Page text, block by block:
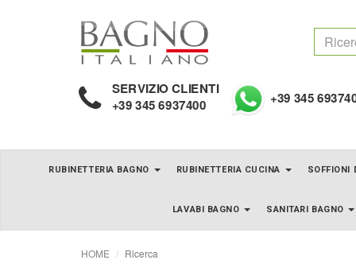
SERVIZIO CLIENTI
+39 345 6937400 +39 345
RUBINETTERIA BAGNO RUBINETTERIA CUCINA SOFFIONI
LAVABI BAGNO SANITARI BAGNO
HOME Ricerca